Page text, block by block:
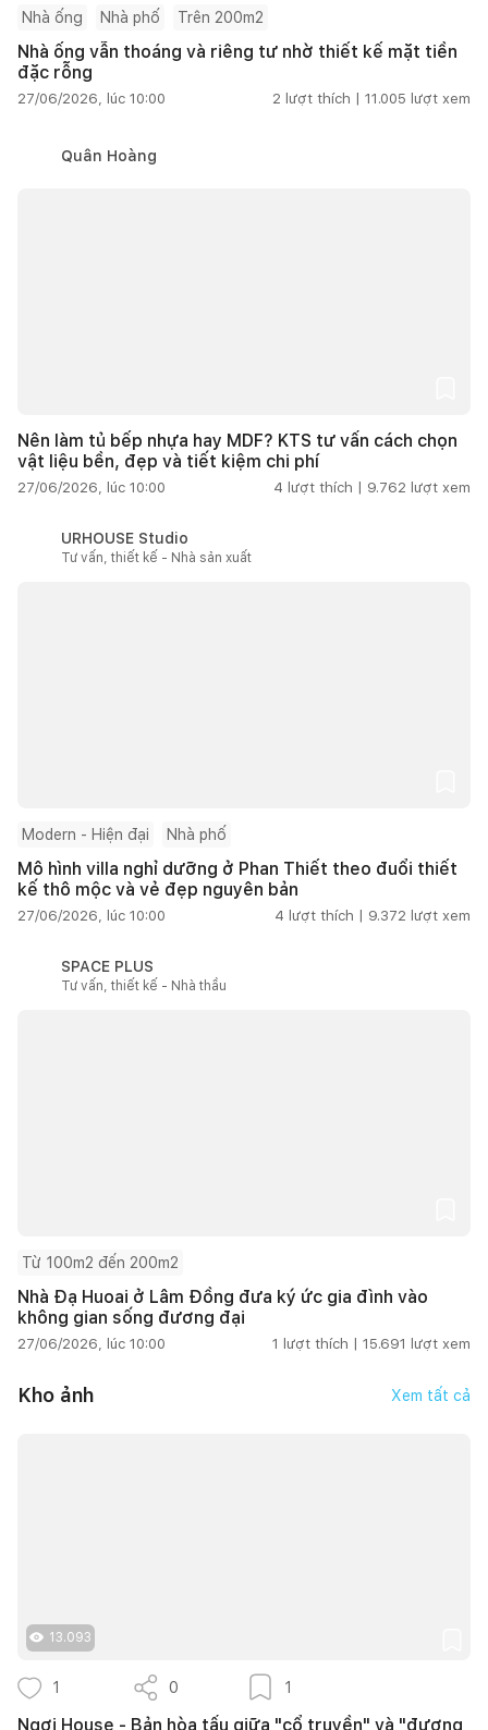
Nhà ống Nhà phố Trên 200m2
Nhà ống vẫn thoáng và riêng tư nhờ thiết kế mặt tiền
đặc rỗng
27/06/2026, lúc 10:00 2 lượt thích | 11.005 lượt xem
Quân Hoàng
Nên làm tủ bếp nhựa hay MDF? KTS tư vấn cách chọn
vật liệu bền, đẹp và tiết kiệm chi phí
27/06/2026, lúc 10:00 4 lượt thích | 9.762 lượt xem
URHOUSE Studio
Tư vấn, thiết kế - Nhà sản xuất
Modern - Hiện đại Nhà phố
Mô hình villa nghỉ dưỡng ở Phan Thiết theo đuổi thiết
kế thô mộc và vẻ đẹp nguyên bản
27/06/2026, lúc 10:00 4 lượt thích | 9.372 lượt xem
SPACE PLUS
Tư vấn, thiết kế - Nhà thầu
Từ 100m2 đến 200m2
Nhà Đạ Huoai ở Lâm Đồng đưa ký ức gia đình vào
không gian sống đương đại
27/06/2026, lúc 10:00 1 lượt thích | 15.691 lượt xem
Kho ảnh Xem tất cả
13.093
1 0 1
Ngơi House - Bản hòa tấu giữa "cổ truyền" và "đương